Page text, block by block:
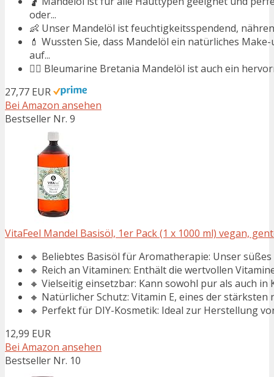
oder...
👶 Unser Mandelöl ist feuchtigkeitsspendend,
💄 Wussten Sie, dass Mandelöl ein natürliches
auf...
💇‍♀️ Bleumarine Bretania Mandelöl ist auch ein
27,77 EUR
Bei Amazon ansehen
Bestseller Nr. 9
VitaFeel Mandel Basisöl, 1er Pack (1 x 1000 ml) vegan,
🔸 Beliebtes Basisöl für Aromatherapie: Unser
🔸 Reich an Vitaminen: Enthält die wertvollen
🔸 Vielseitig einsetzbar: Kann sowohl pur als auch
🔸 Natürlicher Schutz: Vitamin E, eines der
🔸 Perfekt für DIY-Kosmetik: Ideal zur Herstellung
12,99 EUR
Bei Amazon ansehen
Bestseller Nr. 10